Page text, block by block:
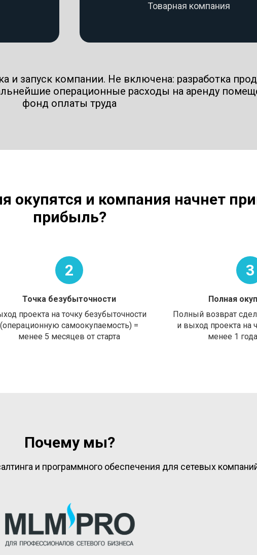
Товарная компания
и запуск компании. Не включена: разработка
операционные расходы на аренду
фонд оплаты труда
окупятся и компания начнет
прибыль?
2
Точка безубыточности
проекта на точку безубыточности
(операционную самоокупаемость) =
менее 5 месяцев от старта
3
Полная
Полный возврат
и выход проекта на
менее 1
Почему мы?
и программного обеспечения для сетевых